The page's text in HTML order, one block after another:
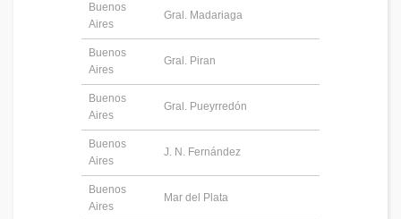
Buenos
Aires
Gral. Madariaga
Buenos
Aires
Gral. Piran
Buenos
Aires
Gral. Pueyrredón
Buenos
Aires
J. N. Fernández
Buenos
Aires
Mar del Plata